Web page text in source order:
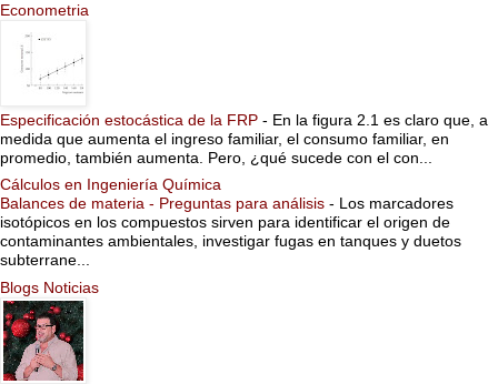
Econometria
Especificación estocástica de la FRP - En la figura 2.1 es claro que, a
medida que aumenta el ingreso familiar, el consumo familiar, en
promedio, también aumenta. Pero, ¿qué sucede con el con...
Cálculos en Ingeniería Química
Balances de materia - Preguntas para análisis - Los marcadores
isotópicos en los compuestos sirven para identificar el origen de
contaminantes ambientales, investigar fugas en tanques y duetos
subterrane...
Blogs Noticias